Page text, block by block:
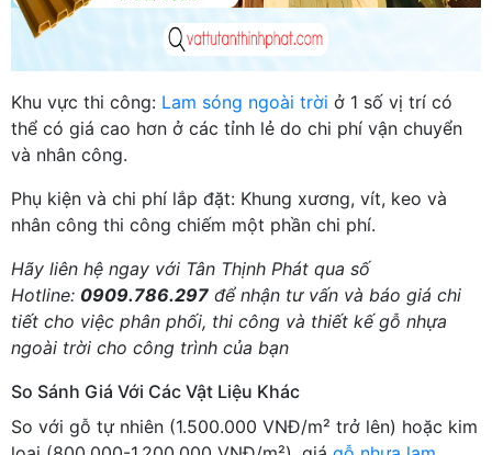
Khu vực thi công: Lam sóng ngoài trời ở 1 số vị trí có
thể có giá cao hơn ở các tỉnh lẻ do chi phí vận chuyển
và nhân công.
Phụ kiện và chi phí lắp đặt: Khung xương, vít, keo và
nhân công thi công chiếm một phần chi phí.
Hãy liên hệ ngay với Tân Thịnh Phát qua số
Hotline: 0909.786.297 để nhận tư vấn và báo giá chi
tiết cho việc phân phối, thi công và thiết kế gỗ nhựa
ngoài trời cho công trình của bạn
So Sánh Giá Với Các Vật Liệu Khác
So với gỗ tự nhiên (1.500.000 VNĐ/m² trở lên) hoặc kim